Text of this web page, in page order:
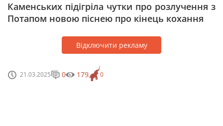
Каменських підігріла чутки про розлучення з
Потапом новою піснею про кінець кохання
Відключити рекламу
21.03.2025 0
0 179